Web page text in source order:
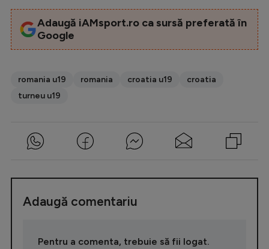
Adaugă iAMsport.ro ca sursă preferată în
Google
romania u19 romania croatia u19
croatia
turneu u19
Adaugă comentariu
Pentru a comenta, trebuie să fii logat.